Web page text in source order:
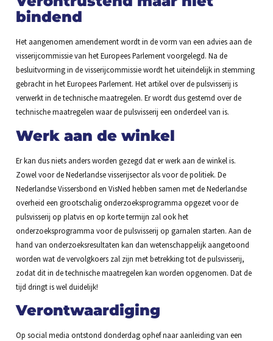
bindend
Het aangenomen amendement wordt in de vorm van een advies aan de
visserijcommissie van het Europees Parlement voorgelegd. Na de
besluitvorming in de visserijcommissie wordt het uiteindelijk in stemming
gebracht in het Europees Parlement. Het artikel over de pulsvisserij is
verwerkt in de technische maatregelen. Er wordt dus gestemd over de
technische maatregelen waar de pulsvisserij een onderdeel van is.
Werk aan de winkel
Er kan dus niets anders worden gezegd dat er werk aan de winkel is.
Zowel voor de Nederlandse visserijsector als voor de politiek. De
Nederlandse Vissersbond en VisNed hebben samen met de Nederlandse
overheid een grootschalig onderzoeksprogramma opgezet voor de
pulsvisserij op platvis en op korte termijn zal ook het
onderzoeksprogramma voor de pulsvisserij op garnalen starten. Aan de
hand van onderzoeksresultaten kan dan wetenschappelijk aangetoond
worden wat de vervolgkoers zal zijn met betrekking tot de pulsvisserij,
zodat dit in de technische maatregelen kan worden opgenomen. Dat de
tijd dringt is wel duidelijk!
Verontwaardiging
Op social media ontstond donderdag ophef naar aanleiding van een